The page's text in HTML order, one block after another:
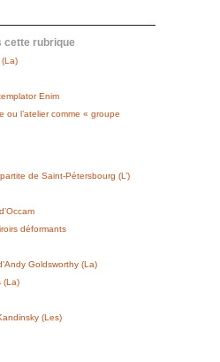
cette rubrique
Enim
ou l’atelier comme « groupe
de Saint-Pétersbourg (L’)
déformants
Goldsworthy (La)
(La)
(Les)